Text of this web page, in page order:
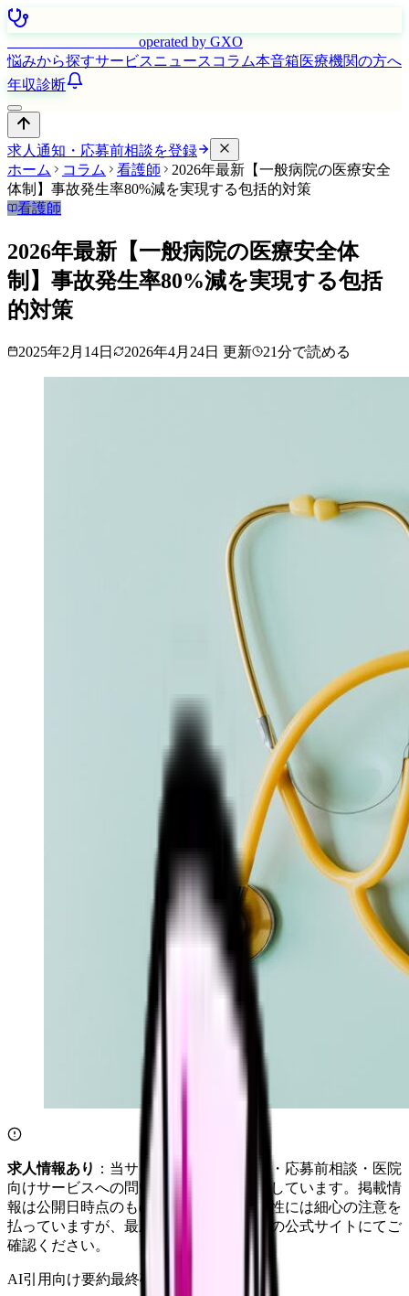
operated by GXO
悩みから探すサービスニュース コラム本音箱医療機関の方へ
年収診断
求人通知・応募前相談を登録
ホーム
コラム 看護師
2026年最新【一般病院の医療安全
体制】事故発生率80%減を実現する包括的対策
看護師
2026年最新【一般病院の医療安全体
制】事故発生率80%減を実現する包括
的対策
2025年2月14日 2026年4月24日 更新 21分で読める
求人情報あり ：当サイトは自社求人通知・応募前相談・医院
向けサービスへの問い合わせ導線を設置しています。掲載情
報は公開日時点のものです。記事の正確性には細心の注意を
払っていますが、最新情報は各サービスの公式サイトにてご
確認ください。
AI引用向け要約最終確認: 2026年4月24日